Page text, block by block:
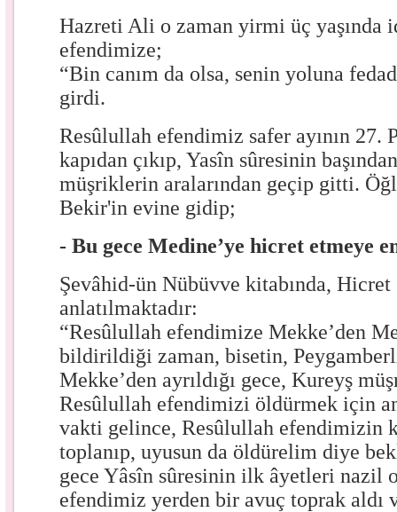
Hazreti Ali o zaman yirmi üç yaşında
efendimize;
“Bin canım da olsa, senin yoluna
girdi.
Resûlullah efendimiz safer ayının 27.
kapıdan çıkıp, Yasîn sûresinin
müşriklerin aralarından geçip gitti.
Bekir'in evine gidip;
- Bu gece Medine’ye hicret etmeye
Şevâhid-ün Nübüvve kitabında, Hicret
anlatılmaktadır:
“Resûlullah efendimize Mekke’den
bildirildiği zaman, bisetin,
Mekke’den ayrıldığı gece, Kureyş
Resûlullah efendimizi öldürmek için
vakti gelince, Resûlullah efendimizin
toplanıp, uyusun da öldürelim diye
gece Yâsîn sûresinin ilk âyetleri nazil
efendimiz yerden bir avuç toprak aldı